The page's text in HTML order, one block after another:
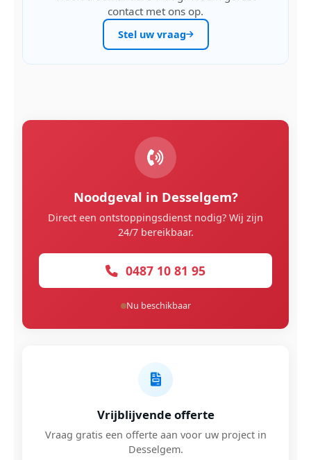
contact met ons op.
Stel uw vraag
Noodgeval in Desselgem?
Direct een ontstoppingsdienst nodig? Wij zijn
24/7 bereikbaar.
0487 10 81 95
Nu beschikbaar
Vrijblijvende offerte
Vraag gratis een offerte aan voor uw project in
Desselgem.